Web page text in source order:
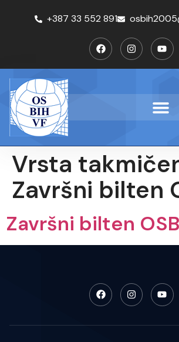
+387 33 552 891
Vrsta
Završni bilten
Završni bilten